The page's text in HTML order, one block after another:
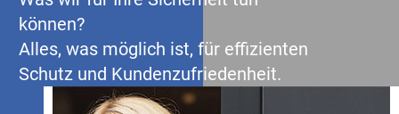
können?
Alles, was möglich ist, für effizienten
Schutz und Kundenzufriedenheit.